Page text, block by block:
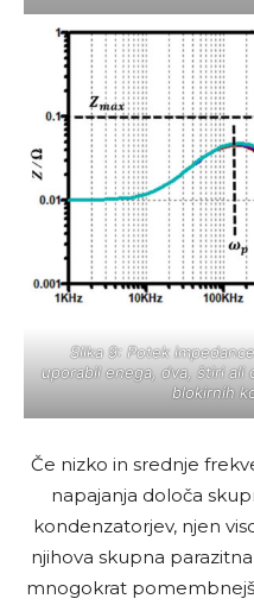
Slika 9: Potek
uporabil enega, dva, štiri ali
blokirnih
Če nizko in srednje
napajanja določa
kondenzatorjev, njen
njihova skupna
mnogokrat